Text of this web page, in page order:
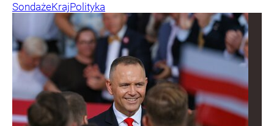
SondażeKrajPolityka